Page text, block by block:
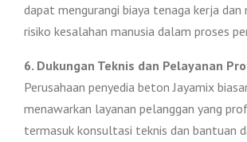
dapat mengurangi biaya tenaga kerja dan
risiko kesalahan manusia dalam proses
6. Dukungan Teknis dan Pelayanan
Perusahaan penyedia beton Jayamix
menawarkan layanan pelanggan yang
termasuk konsultasi teknis dan bantuan